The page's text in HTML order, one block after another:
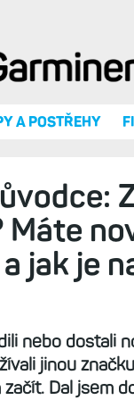
A POSTŘEHY
Máte
jak je
nebo dostali
jinou
Dal jsem